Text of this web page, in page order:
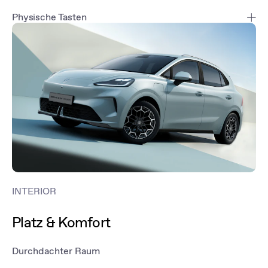
Physische Tasten
Die wichtigsten Funktionen lassen sich über physische Tasten
steuern – intuitiv, sicher und komfortabel während der Fahrt.
INTERIOR
Platz & Komfort
Durchdachter Raum